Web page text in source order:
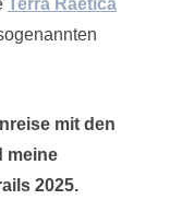
Terra Raetica
mit den
meine
2025.